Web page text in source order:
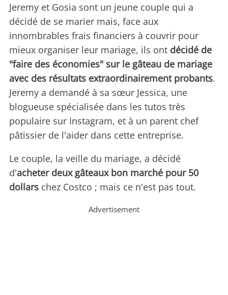
Jeremy et Gosia sont un jeune couple qui a
décidé de se marier mais, face aux
innombrables frais financiers à couvrir pour
mieux organiser leur mariage, ils ont décidé de
"faire des économies" sur le gâteau de mariage
avec des résultats extraordinairement probants.
Jeremy a demandé à sa sœur Jessica, une
blogueuse spécialisée dans les tutos très
populaire sur Instagram, et à un parent chef
pâtissier de l'aider dans cette entreprise.
Le couple, la veille du mariage, a décidé
d'acheter deux gâteaux bon marché pour 50
dollars chez Costco ; mais ce n'est pas tout.
Advertisement